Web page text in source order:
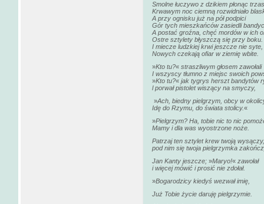
Smolne łuczywo z dzikiem płonąc
Krwawym noc ciemną rozwidniało
A przy ognisku już na pół podpici
Gór tych mieszkańców zasiedli
A postać groźna, chęć mordów w ich
Ostre sztylety błyszczą się przy boku.
I miecze ludzkiej krwi jeszcze nie syte,
Nowych czekają ofiar w ziemię wbite.
»Kto tu?« straszliwym głosem zawołali
I wszyscy tłumno z miejsc swoich
»Kto tu?« jak tygrys herszt bandytów
l porwał pistolet wiszący na smyczy,
»Ach, biedny pielgrzym, obcy w
Idę do Rzymu, do świata stolicy.«
»Pielgrzym? Ha, tobie nic to nic
Mamy i dla was wyostrzone noże.
Patrzaj ten sztylet krew twoją wysączy,
pod nim się twoja pielgrzymka
Jan Kanty jeszcze; »Maryo!« zawołał
i więcej mówić i prosić nie zdołał.
»Bogarodzicy kiedyś wezwał imię,
Już Tobie życie daruję pielgrzymie.